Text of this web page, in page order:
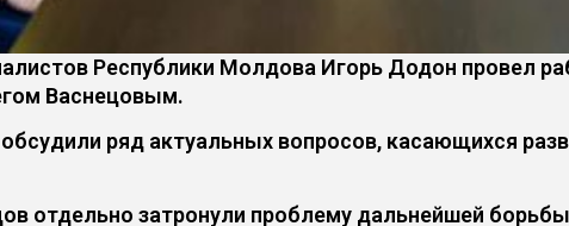
Республики Молдова Игорь Додон провел
Васнецовым.
ряд актуальных вопросов, касающихся
отдельно затронули проблему дальнейшей